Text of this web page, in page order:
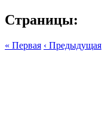
Страницы:
« Первая ‹ Предыдущая